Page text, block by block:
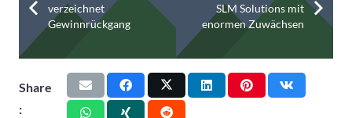
verzeichnet
Gewinnrückgang
SLM Solutions mit
enormen Zuwächsen
Share
: